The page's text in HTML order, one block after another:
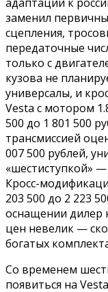
заменил
сцепления,
передаточные
только с
кузова не
универсалы, и
Vesta с мотором
500 до 1 801 500
трансмиссией
007 500 рублей,
«шестиступкой» —
Кросс-
203 500 до 2 223
оснащении дилер
цен невелик —
богатых
Со временем
появиться на